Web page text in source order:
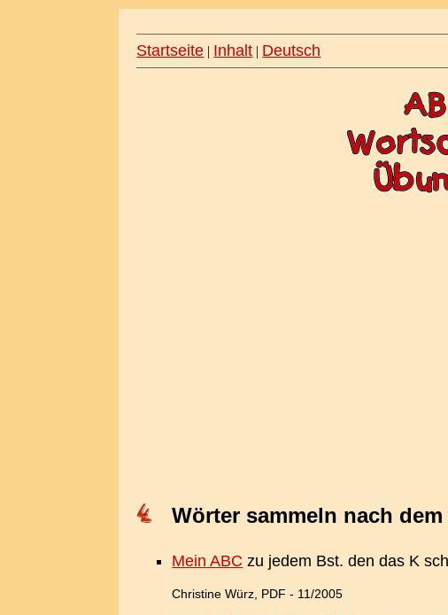
Startseite | Inhalt | Deutsch
Wörter sammeln nach dem
Mein ABC zu jedem Bst. den das K
Christine Würz, PDF - 11/2005